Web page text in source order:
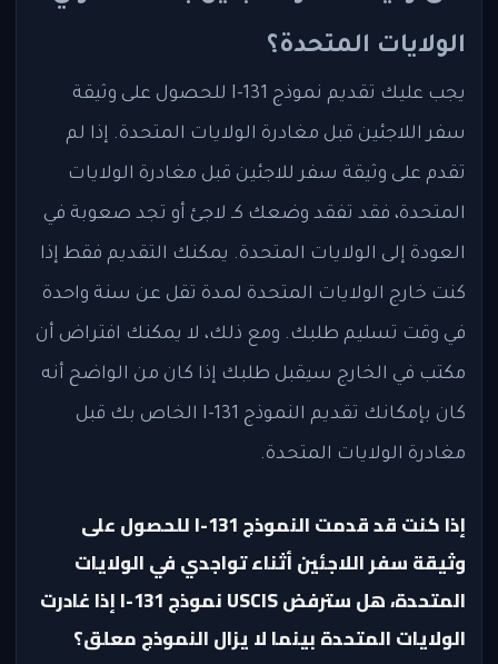
الولايات المتحدة؟
يجب عليك تقديم نموذج I-131 للحصول على وثيقة
سفر اللاجئين قبل مغادرة الولايات المتحدة. إذا لم
تقدم على وثيقة سفر للاجئين قبل مغادرة الولايات
المتحدة، فقد تفقد وضعك كـ لاجئ أو تجد صعوبة في
العودة إلى الولايات المتحدة. يمكنك التقديم فقط إذا
كنت خارج الولايات المتحدة لمدة تقل عن سنة واحدة
في وقت تسليم طلبك. ومع ذلك، لا يمكنك افتراض أن
مكتب في الخارج سيقبل طلبك إذا كان من الواضح أنه
كان بإمكانك تقديم النموذج I-131 الخاص بك قبل
مغادرة الولايات المتحدة.
إذا كنت قد قدمت النموذج I-131 للحصول على
وثيقة سفر اللاجئين أثناء تواجدي في الولايات
المتحدة، هل سترفض USCIS نموذج I-131 إذا غادرت
الولايات المتحدة بينما لا يزال النموذج معلق؟